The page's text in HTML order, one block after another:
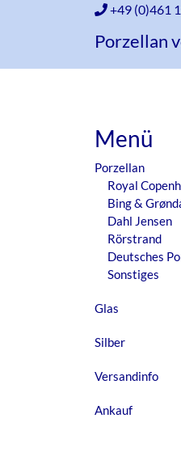
+49 (0)461
Porzellan
Menü
Porzellan
Royal
Bing &
Dahl Jensen
Rörstrand
Deutsches
Sonstiges
Glas
Silber
Versandinfo
Ankauf